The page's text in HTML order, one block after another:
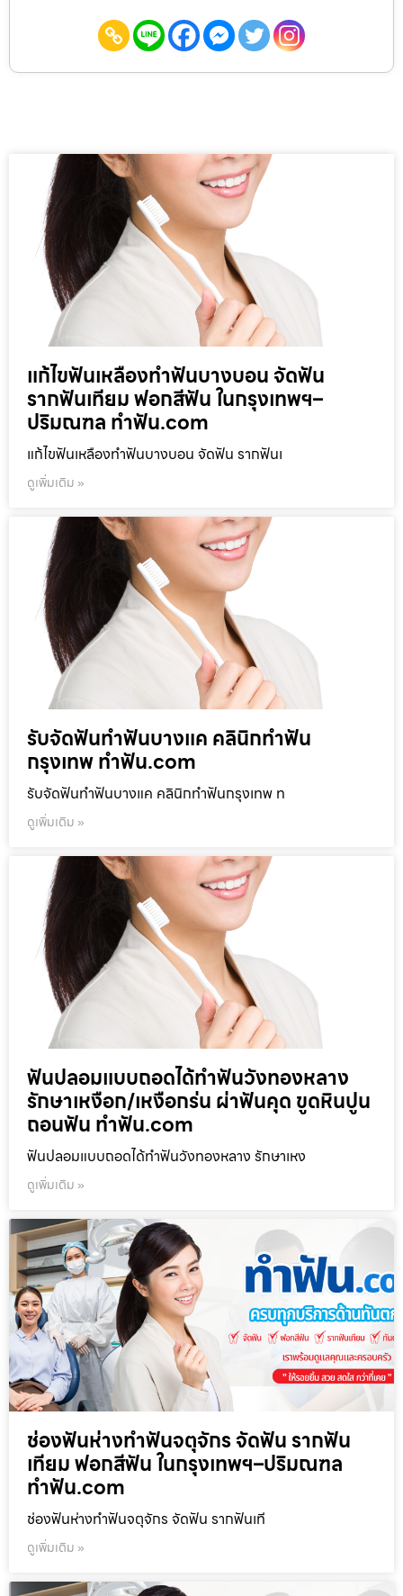
แก้ไขฟันเหลืองทำฟันบางบอน จัดฟัน
รากฟันเทียม ฟอกสีฟัน ในกรุงเทพฯ–
ปริมณฑล ทำฟัน.com
แก้ไขฟันเหลืองทำฟันบางบอน จัดฟัน รากฟันเ
ดูเพิ่มเติม »
รับจัดฟันทำฟันบางแค คลินิกทำฟัน
กรุงเทพ ทำฟัน.com
รับจัดฟันทำฟันบางแค คลินิกทำฟันกรุงเทพ ท
ดูเพิ่มเติม »
ฟันปลอมแบบถอดได้ทำฟันวังทองหลาง
รักษาเหงือก/เหงือกร่น ผ่าฟันคุด ขูดหินปูน
ถอนฟัน ทำฟัน.com
ฟันปลอมแบบถอดได้ทำฟันวังทองหลาง รักษาเหง
ดูเพิ่มเติม »
ช่องฟันห่างทำฟันจตุจักร จัดฟัน รากฟัน
เทียม ฟอกสีฟัน ในกรุงเทพฯ–ปริมณฑล
ทำฟัน.com
ช่องฟันห่างทำฟันจตุจักร จัดฟัน รากฟันเที
ดูเพิ่มเติม »